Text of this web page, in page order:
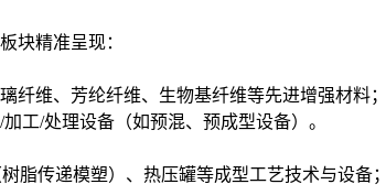
块精准呈现：
纤维、芳纶纤维、生物基纤维等先进增强材料
工/处理设备（如预混、预成型设备）。
脂传递模塑）、热压罐等成型工艺技术与设备